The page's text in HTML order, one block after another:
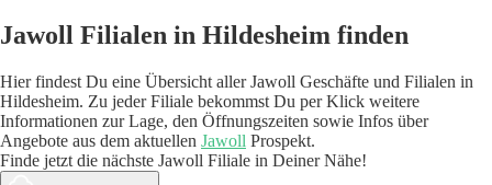
Jawoll Filialen in Hildesheim finden
Hier findest Du eine Übersicht aller Jawoll Geschäfte und Filialen in
Hildesheim. Zu jeder Filiale bekommst Du per Klick weitere
Informationen zur Lage, den Öffnungszeiten sowie Infos über
Angebote aus dem aktuellen Jawoll Prospekt.
Finde jetzt die nächste Jawoll Filiale in Deiner Nähe!